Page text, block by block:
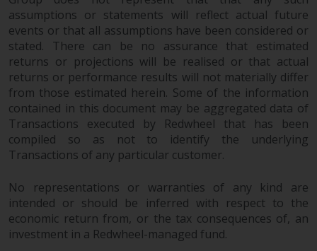
von oder Vertrauen auf die
Informationen auf dieser Website
ergibt.
Datenschutz und Privatsphäre
Soweit Informationen, die Sie
bereitstellen oder die wir von
dieser Website erhalten,
personenbezogene Daten
darstellen, stimmen Sie deren
Verarbeitung durch Redwheel und
assumptions or statements will reflect actual future
events or that all assumptions have been considered or
stated. There can be no assurance that estimated
returns or projections will be realised or that actual
returns or performance results will not materially differ
from those estimated herein. Some of the information
contained in this document may be aggregated data of
Transactions executed by Redwheel that has been
compiled so as not to identify the underlying
Transactions of any particular customer.
No representations or warranties of any kind are
intended or should be inferred with respect to the
economic return from, or the tax consequences of, an
investment in a Redwheel-managed fund.